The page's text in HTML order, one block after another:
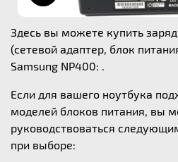
Здесь вы можете купить
(сетевой адаптер, блок
Samsung NP400: .
Если для вашего ноутбука
моделей блоков питания, вы
руководствоваться
при выборе: